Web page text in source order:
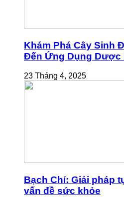
Khám Phá Cây Sinh
Đến Ứng Dụng Dược
23 Tháng 4, 2025
Bạch Chỉ: Giải pháp
vấn đề sức khỏe